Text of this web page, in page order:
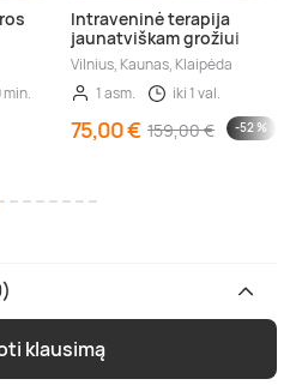
min.
Intraveninė terapija
jaunatviškam grožiui
Vilnius, Kaunas, Klaipėda
1 asm.
iki 1 val.
75,00 € 159,00 € -52 %
klausimą